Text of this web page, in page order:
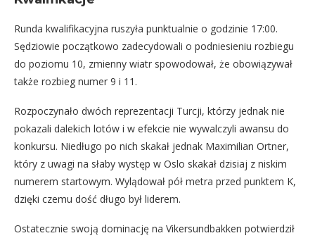
Runda kwalifikacyjna ruszyła punktualnie o godzinie 17:00.
Sędziowie początkowo zadecydowali o podniesieniu rozbiegu
do poziomu 10, zmienny wiatr spowodował, że obowiązywał
także rozbieg numer 9 i 11.
Rozpoczynało dwóch reprezentacji Turcji, którzy jednak nie
pokazali dalekich lotów i w efekcie nie wywalczyli awansu do
konkursu. Niedługo po nich skakał jednak Maximilian Ortner,
który z uwagi na słaby występ w Oslo skakał dzisiaj z niskim
numerem startowym. Wylądował pół metra przed punktem K,
dzięki czemu dość długo był liderem.
Ostatecznie swoją dominację na Vikersundbakken potwierdził